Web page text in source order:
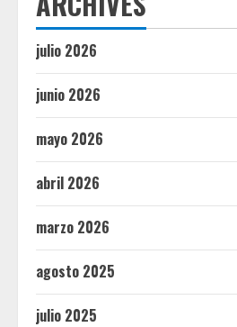
julio 2026
junio 2026
mayo 2026
abril 2026
marzo 2026
agosto 2025
julio 2025